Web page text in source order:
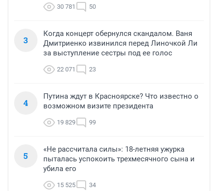
30 781 50
3
Когда концерт обернулся скандалом. Ваня
Дмитриенко извинился перед Линочкой Ли
за выступление сестры под ее голос
22 071 23
4
Путина ждут в Красноярске? Что известно о
возможном визите президента
19 829 99
5
«Не рассчитала силы»: 18-летняя ужурка
пыталась успокоить трехмесячного сына и
убила его
15 525 34